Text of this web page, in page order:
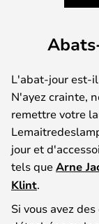
L'abat-jour est-
N'ayez crainte,
remettre votre
jour et
tels queArne
Klint.
Si vous avez